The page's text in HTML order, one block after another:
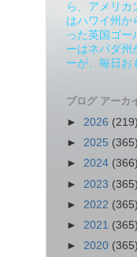
ら、アメリカ
はハワイ州か
った英国ゴー
ーはネバダ州
ーが、毎日お
ブログ アーカ
► 2026 (219)
► 2025 (365)
► 2024 (366)
► 2023 (365)
► 2022 (365)
► 2021 (365)
► 2020 (365)